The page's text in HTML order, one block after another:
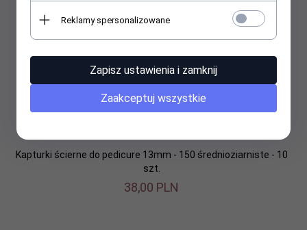
Kapturki ścierne do pedicure 13mm - 150 średnioziarniste - 10
szt.
38,00 PLN
Reklamy spersonalizowane
Zapisz ustawienia i zamknij
Zaakceptuj wszystkie